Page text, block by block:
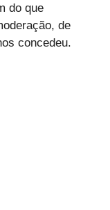
do que
de
concedeu.